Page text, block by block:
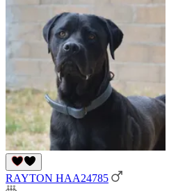
RAYTON HAA24785